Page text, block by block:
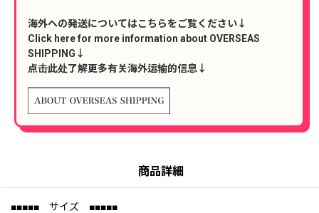
海外への発送についてはこちらをご覧ください↓
Click here for more information about OVERSEAS
SHIPPING↓
点击此处了解更多有关海外运输的信息↓
商品詳細
■■■■■ サイズ ■■■■■